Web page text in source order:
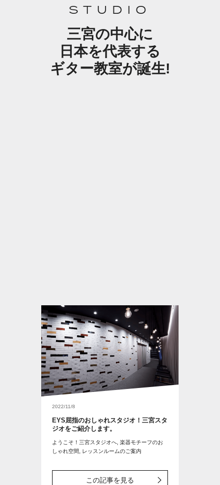
STUDIO
三宮の中心に
日本を代表する
ギター教室が誕生!
2022/11/8
EYS屈指のおしゃれスタジオ！三宮スタ
ジオをご紹介します。
ようこそ！三宮スタジオへ, 楽器モチーフのお
しゃれ空間, レッスンルームのご案内
この記事を見る